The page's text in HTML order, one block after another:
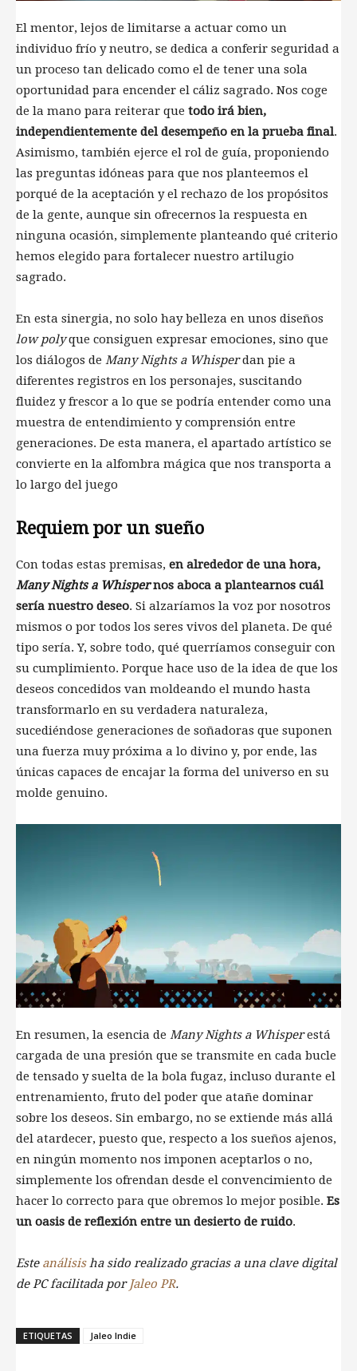
El mentor, lejos de limitarse a actuar como un
individuo frío y neutro, se dedica a conferir seguridad a
un proceso tan delicado como el de tener una sola
oportunidad para encender el cáliz sagrado. Nos coge
de la mano para reiterar que todo irá bien,
independientemente del desempeño en la prueba final.
Asimismo, también ejerce el rol de guía, proponiendo
las preguntas idóneas para que nos planteemos el
porqué de la aceptación y el rechazo de los propósitos
de la gente, aunque sin ofrecernos la respuesta en
ninguna ocasión, simplemente planteando qué criterio
hemos elegido para fortalecer nuestro artilugio
sagrado.
En esta sinergia, no solo hay belleza en unos diseños
low polyque consiguen expresar emociones, sino que
los diálogos de Many Nights a Whisperdan pie a
diferentes registros en los personajes, suscitando
fluidez y frescor a lo que se podría entender como una
muestra de entendimiento y comprensión entre
generaciones. De esta manera, el apartado artístico se
convierte en la alfombra mágica que nos transporta a
lo largo del juego
Requiem por un sueño
Con todas estas premisas, en alrededor de una hora,
Many Nights a Whispernos aboca a plantearnos cuál
sería nuestro deseo. Si alzaríamos la voz por nosotros
mismos o por todos los seres vivos del planeta. De qué
tipo sería. Y, sobre todo, qué querríamos conseguir con
su cumplimiento. Porque hace uso de la idea de que los
deseos concedidos van moldeando el mundo hasta
transformarlo en su verdadera naturaleza,
sucediéndose generaciones de soñadoras que suponen
una fuerza muy próxima a lo divino y, por ende, las
únicas capaces de encajar la forma del universo en su
molde genuino.
En resumen, la esencia de Many Nights a Whisperestá
cargada de una presión que se transmite en cada bucle
de tensado y suelta de la bola fugaz, incluso durante el
entrenamiento, fruto del poder que atañe dominar
sobre los deseos. Sin embargo, no se extiende más allá
del atardecer, puesto que, respecto a los sueños ajenos,
en ningún momento nos imponen aceptarlos o no,
simplemente los ofrendan desde el convencimiento de
hacer lo correcto para que obremos lo mejor posible. Es
un oasis de reflexión entre un desierto de ruido.
Este análisisha sido realizado gracias a una clave digital
de PC facilitada por Jaleo PR.
ETIQUETAS Jaleo Indie